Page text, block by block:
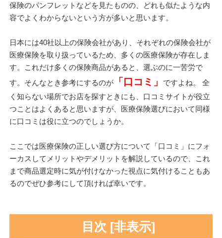
保険のパンフレットなどを見たものの、どれも似たような内
容でよくわからないという方が多いと思います。
日本には40社以上の保険会社があり、それぞれの保険会社が
医療保険を取り扱っているため、多くの医療保険が存在しま
す。これだけ多くの保険商品があると、選ぶのに一苦労で
す。そんなとき参考にするのが「口コミ」
ですよね。 全
く知らない場所でお店を探すときにも、口コミサイトが役立
つことはよくあると思いますが、医療保険選びにおいて同様
に口コミは役に立つのでしょうか。
ここでは医療保険の正しい選び方について「口コミ」にフォ
ーカスしてメリットやデメリットを解説しているので、これ
まで商品選定時に気が付けなかった視点に気付けることもあ
るのでぜひ参考にして頂ければ幸いです。
目次 [非表示]